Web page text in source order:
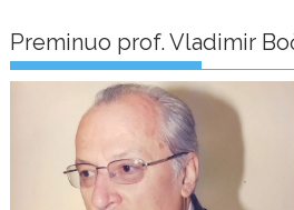
Preminuo prof. Vladimir